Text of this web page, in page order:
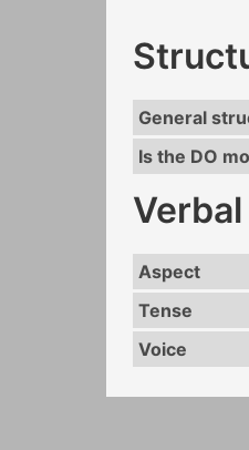
General
Is the DO
Aspect
Tense
Voice